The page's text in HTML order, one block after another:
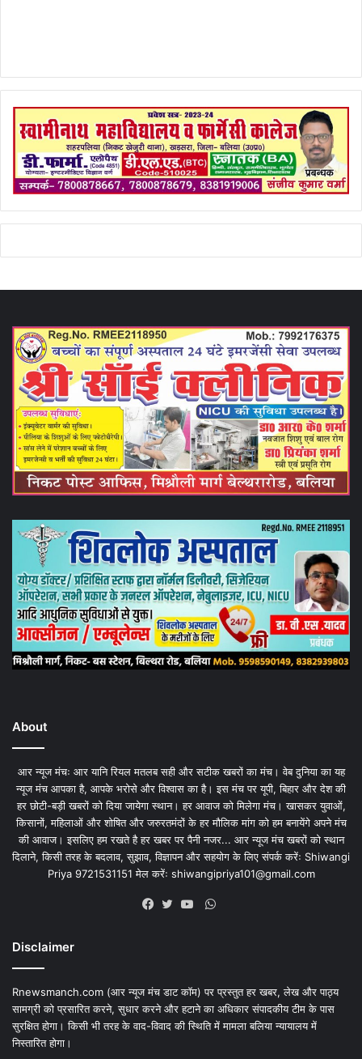
About
आर न्यूज मंचः आर यानि रियल मतलब सही और सटीक खबरों का मंच। वेब दुनिया का यह
न्यूज मंच आपका है, आपके भरोसे और विश्वास का है। इस मंच पर यूपी, बिहार और देश की
हर छोटी-बड़ी खबरों को दिया जायेगा स्थान। हर आवाज को मिलेगा मंच। खासकर युवाओं,
किसानों, महिलाओं और शोषित और जरुरतमंदों के हर मौलिक मांग को हम बनायेंगे अपने मंच
की आवाज। इसलिए हम रखते है हर खबर पर पैनी नजर... आर न्यूज मंच खबरों को स्थान
दिलाने, किसी तरह के बदलाव, सुझाव, विज्ञापन और सहयोग के लिए संपर्क करेंः Shiwangi
Priya 9721531151 मेल करेंः shiwangipriya101@gmail.com
WhatsApp
Disclaimer
Rnewsmanch.com (आर न्यूज मंच डाट काॅम) पर प्रस्तुत हर खबर, लेख और पाठ्य
सामग्री को प्रसारित करने, सुधार करने और हटाने का अधिकार संपादकीय टीम के पास
सुरक्षित होगा। किसी भी तरह के वाद-विवाद की स्थिति में मामला बलिया न्यायालय में
निस्तारित होगा।